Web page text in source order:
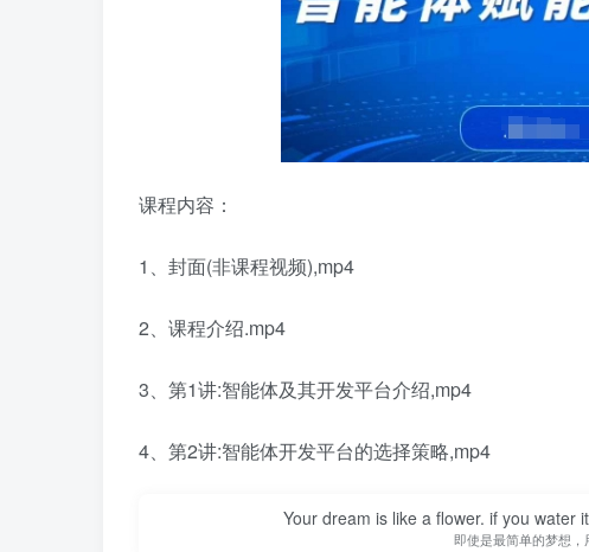
课程内容：
1、封面(非课程视频),mp4
2、课程介绍.mp4
3、第1讲:智能体及其开发平台介绍,mp4
4、第2讲:智能体开发平台的选择策略,mp4
Your dream is like a flower. if you water
即使是最简单的梦想